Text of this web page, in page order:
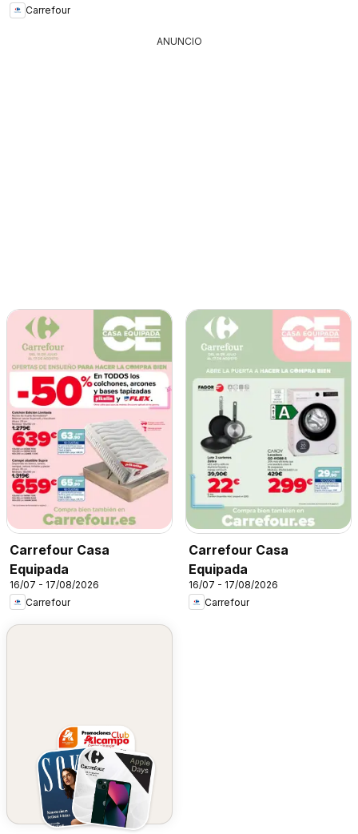
Carrefour
ANUNCIO
Carrefour Casa
Equipada
16/07 - 17/08/2026
Carrefour
Carrefour Casa
Equipada
16/07 - 17/08/2026
Carrefour